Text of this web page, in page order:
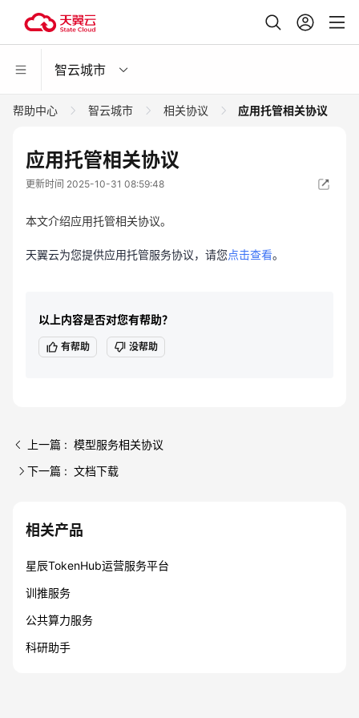
智云城市
帮助中心 智云城市 相关协议 应用托管相关协议
应用托管相关协议
更新时间 2025-10-31 08:59:48
本文介绍应用托管相关协议。
天翼云为您提供应用托管服务协议，请您点击查看。
以上内容是否对您有帮助？
有帮助 没帮助
上一篇 : 模型服务相关协议
下一篇 : 文档下载
相关产品
星辰TokenHub运营服务平台
训推服务
公共算力服务
科研助手